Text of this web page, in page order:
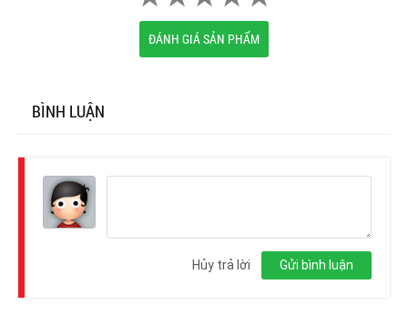
ĐÁNH GIÁ SẢN PHẨM
BÌNH LUẬN
Gửi bình luận
Hủy trả lời